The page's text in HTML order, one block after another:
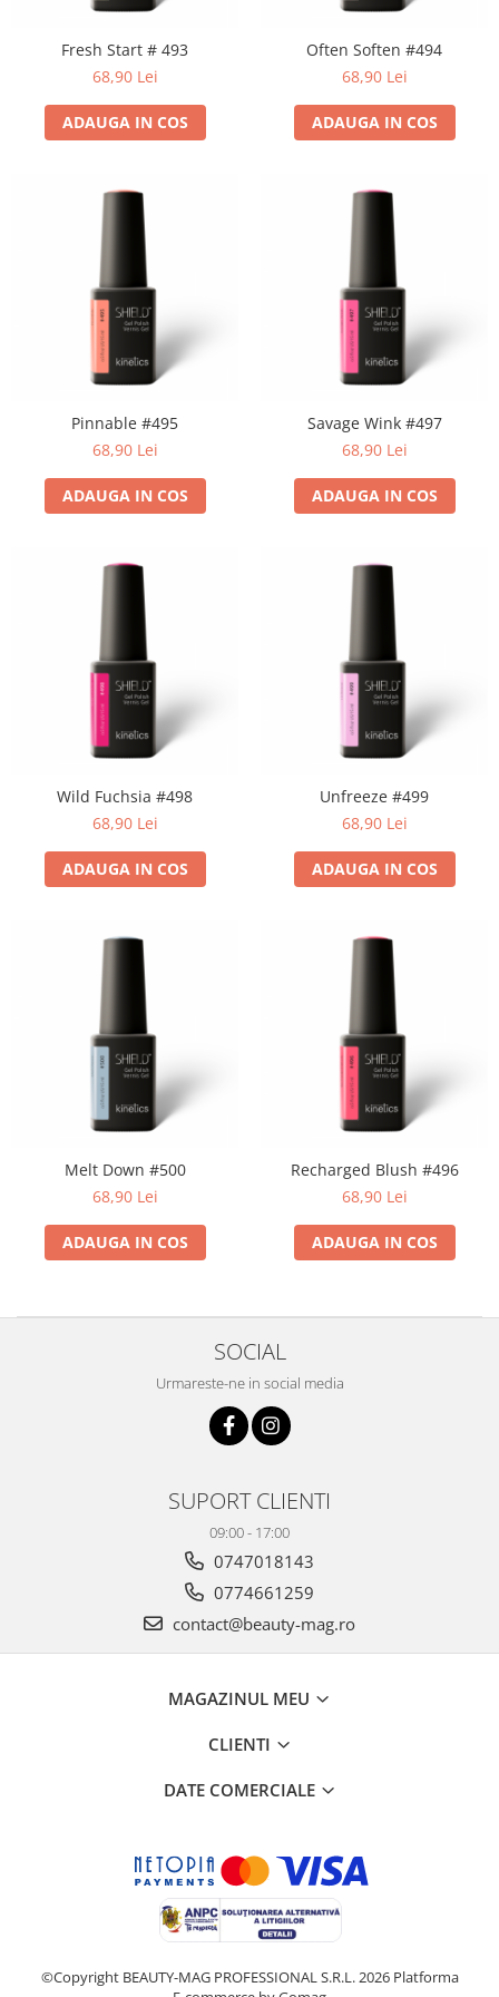
Gel In Bottle
Clasic Gel Medium
Jelly Gel Medium
Jelly Gel Strong
Păr Creț
Puro Sole (protectie solara)
Scalp
iSmooth Îndreptare Permanentă
LUCE Tratament
Laminare/Reconstructie
Fresh Start # 493
68,90 Lei
ADAUGA IN COS
Often Soften #494
68,90 Lei
ADAUGA IN COS
Pinnable #495
68,90 Lei
ADAUGA IN COS
Savage Wink #497
68,90 Lei
ADAUGA IN COS
Wild Fuchsia #498
68,90 Lei
ADAUGA IN COS
Unfreeze #499
68,90 Lei
ADAUGA IN COS
Melt Down #500
68,90 Lei
ADAUGA IN COS
Recharged Blush #496
68,90 Lei
ADAUGA IN COS
SOCIAL
Urmareste-ne in social media
SUPORT CLIENTI
09:00 - 17:00
0747018143
0774661259
contact@beauty-mag.ro
MAGAZINUL MEU
CLIENTI
DATE COMERCIALE
©Copyright BEAUTY-MAG PROFESSIONAL S.R.L. 2026 Platforma